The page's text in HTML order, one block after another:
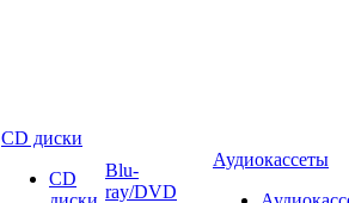
CD диски
CD
Blu-
ray/DVD
Аудиокассеты